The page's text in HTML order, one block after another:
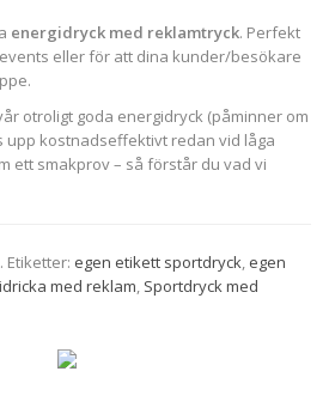
energidryck med reklamtryck. Perfekt
eller för att dina kunder/besökare
otroligt goda energidryck (påminner om
upp kostnadseffektivt redan vid låga
ett smakprov – så förstår du vad vi
. Etiketter: egen etikett sportdryck egen
med reklam Sportdryck med